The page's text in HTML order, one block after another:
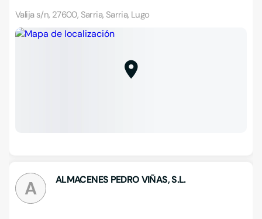
Valija s/n, 27600, Sarria, Sarria, Lugo
A ALMACENES PEDRO VIÑAS, S.L.